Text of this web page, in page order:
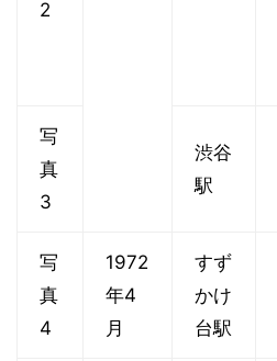
2
写
真
3
渋谷
駅
写
真
4
1972
年4
月
すず
かけ
台駅